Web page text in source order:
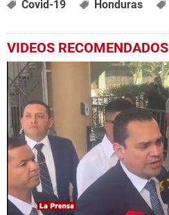
Covid-19 Honduras
VIDEOS RECOMENDADOS